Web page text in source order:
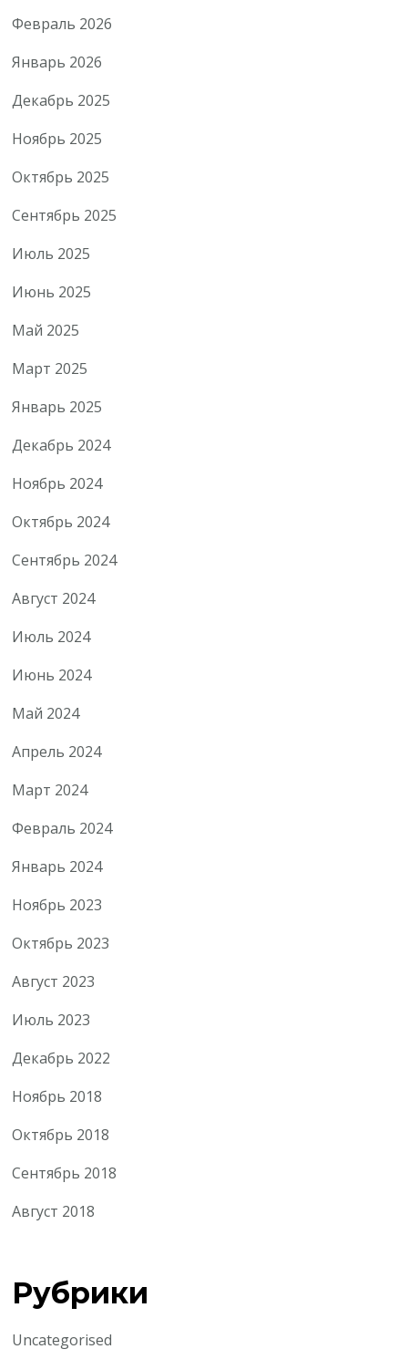
Февраль 2026
Январь 2026
Декабрь 2025
Ноябрь 2025
Октябрь 2025
Сентябрь 2025
Июль 2025
Июнь 2025
Май 2025
Март 2025
Январь 2025
Декабрь 2024
Ноябрь 2024
Октябрь 2024
Сентябрь 2024
Август 2024
Июль 2024
Июнь 2024
Май 2024
Апрель 2024
Март 2024
Февраль 2024
Январь 2024
Ноябрь 2023
Октябрь 2023
Август 2023
Июль 2023
Декабрь 2022
Ноябрь 2018
Октябрь 2018
Сентябрь 2018
Август 2018
Рубрики
Uncategorised